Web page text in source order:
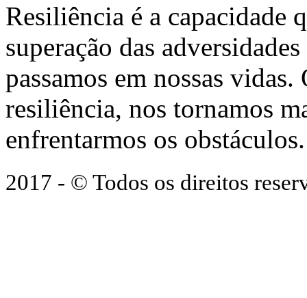
Resiliência é a capacidade
superação das
passamos em nossas
resiliência, nos tornamos
enfrentarmos os obstáculos.
2017 - © Todos os direitos